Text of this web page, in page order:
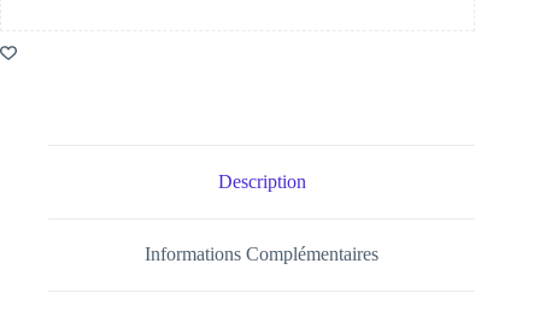
Description
Informations Complémentaires